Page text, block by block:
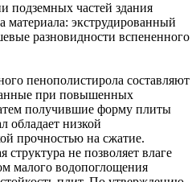
подземных частей здания
материала: экструдированный
разновидности вспененного
пенополистирола составляют
при повышенных
получившие форму плиты
обладает низкой
прочностью на сжатие.
не позволяет влаге
малого водопоглощения